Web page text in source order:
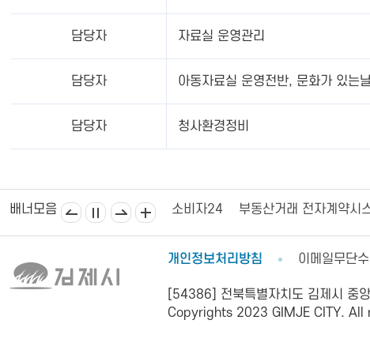
담당자 자료실 운영관리
담당자 아동자료실 운영전반, 문화가 있는
담당자 청사환경정비
배너모음
제상공회의소 김제시의회 소비자24 부동산거래 전자계약시
개인정보처리방침 이메일무단
[54386] 전북특별자치도 김제시
Copyrights 2023 GIMJE CITY. All